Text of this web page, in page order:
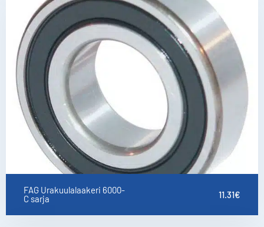
FAG Urakuulalaakeri 6000-
C sarja
11.31€